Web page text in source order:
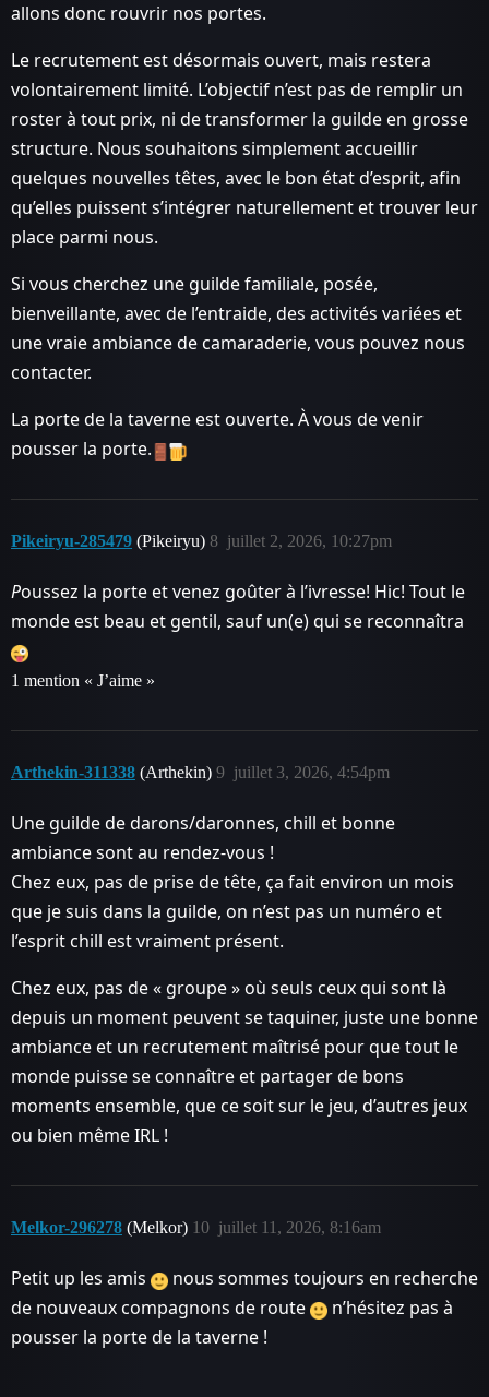
allons donc rouvrir nos portes.
Le recrutement est désormais ouvert, mais restera
volontairement limité. L’objectif n’est pas de remplir un
roster à tout prix, ni de transformer la guilde en grosse
structure. Nous souhaitons simplement accueillir
quelques nouvelles têtes, avec le bon état d’esprit, afin
qu’elles puissent s’intégrer naturellement et trouver leur
place parmi nous.
Si vous cherchez une guilde familiale, posée,
bienveillante, avec de l’entraide, des activités variées et
une vraie ambiance de camaraderie, vous pouvez nous
contacter.
La porte de la taverne est ouverte. À vous de venir
pousser la porte.
Pikeiryu-285479 (Pikeiryu) juillet 2, 2026, 10:27pm
8
Poussez la porte et venez goûter à l’ivresse! Hic! Tout le
monde est beau et gentil, sauf un(e) qui se reconnaîtra
1 mention « J’aime »
Arthekin-311338 (Arthekin) juillet 3, 2026, 4:54pm
9
Une guilde de darons/daronnes, chill et bonne
ambiance sont au rendez-vous !
Chez eux, pas de prise de tête, ça fait environ un mois
que je suis dans la guilde, on n’est pas un numéro et
l’esprit chill est vraiment présent.
Chez eux, pas de « groupe » où seuls ceux qui sont là
depuis un moment peuvent se taquiner, juste une bonne
ambiance et un recrutement maîtrisé pour que tout le
monde puisse se connaître et partager de bons
moments ensemble, que ce soit sur le jeu, d’autres jeux
ou bien même IRL !
Melkor-296278 (Melkor) juillet 11, 2026, 8:16am
10
Petit up les amis
nous sommes toujours en recherche
de nouveaux compagnons de route
n’hésitez pas à
pousser la porte de la taverne !